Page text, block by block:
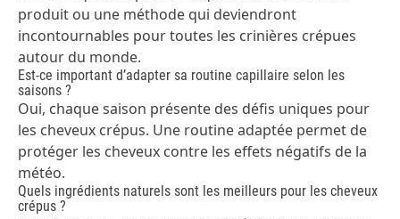
produit ou une méthode qui deviendront
incontournables pour toutes les crinières crépues
autour du monde.
Est-ce important d’adapter sa routine capillaire selon les
saisons ?
Oui, chaque saison présente des défis uniques pour
les cheveux crépus. Une routine adaptée permet de
protéger les cheveux contre les effets négatifs de la
météo.
Quels ingrédients naturels sont les meilleurs pour les cheveux
crépus ?